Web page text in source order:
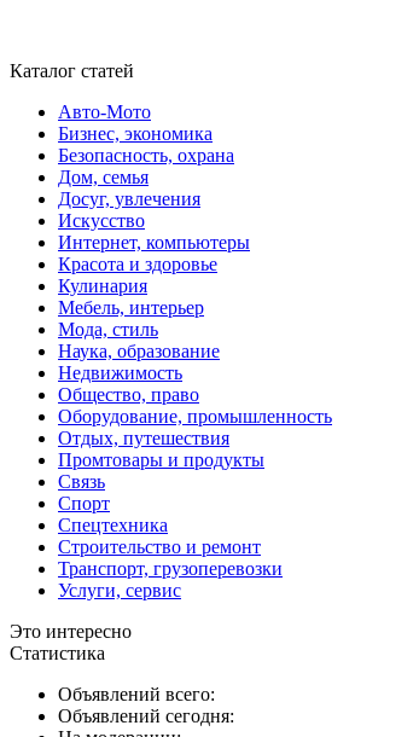
Каталог статей
Авто-Мото
Бизнес, экономика
Безопасность, охрана
Дом, семья
Досуг, увлечения
Искусство
Интернет, компьютеры
Красота и здоровье
Кулинария
Мебель, интерьер
Мода, стиль
Наука, образование
Недвижимость
Общество, право
Оборудование, промышленность
Отдых, путешествия
Промтовары и продукты
Связь
Спорт
Спецтехника
Строительство и ремонт
Транспорт, грузоперевозки
Услуги, сервис
Это интересно
Статистика
Объявлений всего:
Объявлений сегодня: